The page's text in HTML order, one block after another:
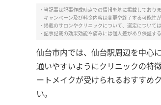
・当記事は記事作成時点での情報を基に掲載しておりま
キャンペーン及び料金内容は変更や終了する可能性
・掲載のサロンやクリニックについて、選定について
・記事記載の効果効能や痛みには個人差があり保証す
仙台市内では、仙台駅周辺を中心
通いやすいようにクリニックの特
ートメイクが受けられるおすすめ
い。